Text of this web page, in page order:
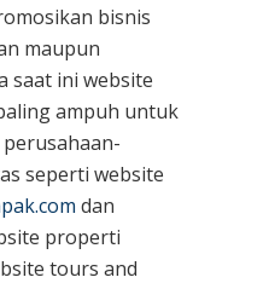
bisnis
maupun
saat ini website
ampuh untuk
seperti website
dan
properti
tours and